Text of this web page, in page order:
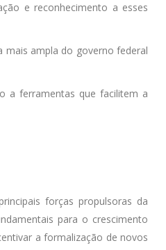
e reconhecimento a esses
mais ampla do governo federal
a ferramentas que facilitem a
forças propulsoras da
para o crescimento
a formalização de novos